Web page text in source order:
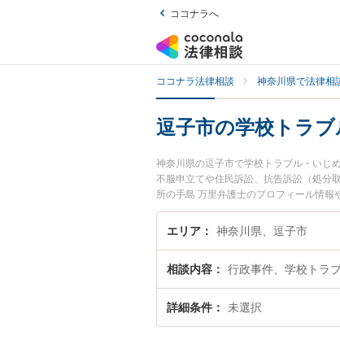
ココナラへ
ココナラ法律相談 神奈川県で法律相
逗子市の学校トラ
神奈川県の逗子市で学校トラブル・いじ
不服申立てや住民訴訟、抗告訴訟（処分
所の手島 万里弁護士のプロフィール情
に相談したい』『学校トラブル・いじめ
護士に相談予約したい』などでお困りの
エリア 神奈川県、逗子市
相談内容 行政事件、学校トラ
詳細条件 未選択